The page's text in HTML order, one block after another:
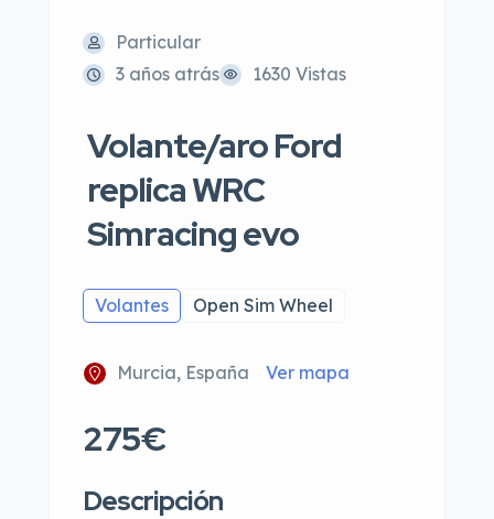
Particular
3 años atrás
1630 Vistas
Volante/aro Ford
replica WRC
Simracing evo
Volantes Open Sim Wheel
Murcia, España Ver mapa
275€
Descripción